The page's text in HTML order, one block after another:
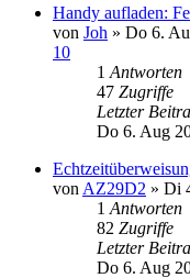
Handy aufladen:
von Joh » Do 6.
10
1 Antworten
47 Zugriffe
Letzter
Do 6. Aug
von AZ29D2 » Di
1 Antworten
82 Zugriffe
Letzter
Do 6. Aug